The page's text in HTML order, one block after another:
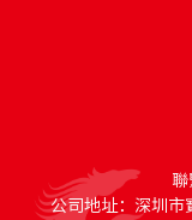
公司地址：深圳市